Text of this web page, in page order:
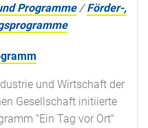
Programme /Förder-,
und Wirtschaft der
Gesellschaft initiierte
"Ein Tag vor Ort"